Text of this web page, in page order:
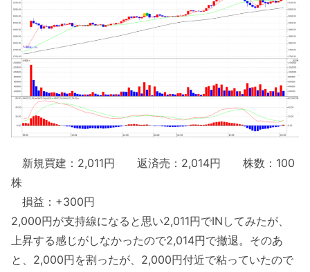
新規買建：2,011円 返済売：2,014円 株数：100
株
損益：+300円
2,000円が支持線になると思い2,011円でINしてみたが、
上昇する感じがしなかったので2,014円で撤退。そのあ
と、2,000円を割ったが、2,000円付近で粘っていたので